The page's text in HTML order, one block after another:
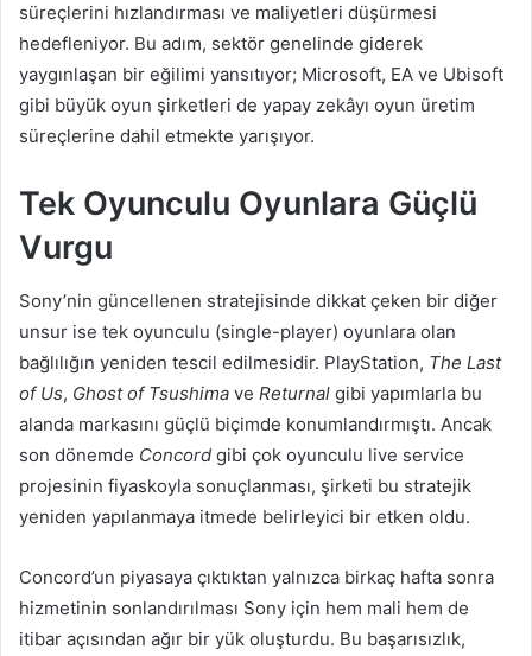
süreçlerini hızlandırması ve maliyetleri düşürmesi
hedefleniyor. Bu adım, sektör genelinde giderek
yaygınlaşan bir eğilimi yansıtıyor; Microsoft, EA ve Ubisoft
gibi büyük oyun şirketleri de yapay zekâyı oyun üretim
süreçlerine dahil etmekte yarışıyor.
Tek Oyunculu Oyunlara Güçlü
Vurgu
Sony’nin güncellenen stratejisinde dikkat çeken bir diğer
unsur ise tek oyunculu (single-player) oyunlara olan
bağlılığın yeniden tescil edilmesidir. PlayStation, The Last
of Us, Ghost of Tsushima ve Returnal gibi yapımlarla bu
alanda markasını güçlü biçimde konumlandırmıştı. Ancak
son dönemde Concord gibi çok oyunculu live service
projesinin fiyaskoyla sonuçlanması, şirketi bu stratejik
yeniden yapılanmaya itmede belirleyici bir etken oldu.
Concord’un piyasaya çıktıktan yalnızca birkaç hafta sonra
hizmetinin sonlandırılması Sony için hem mali hem de
itibar açısından ağır bir yük oluşturdu. Bu başarısızlık,